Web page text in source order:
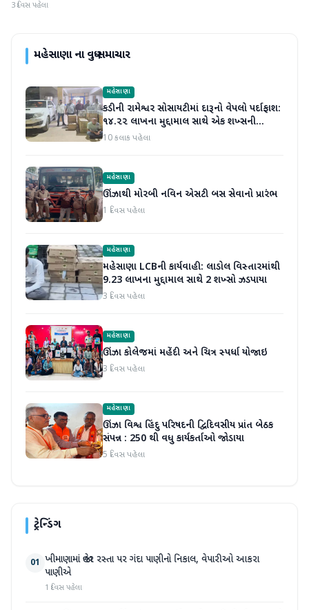
3 દિવસ પહેલા
મહેસાણાના વધુ સમાચાર
મહેસાણા
કડીની રામેશ્વર સોસાયટીમાં દારૂનો વેપલો પર્દાફાશ:
૧૪.૨૨ લાખના મુદ્દામાલ સાથે એક શખ્સની
ધરપકડ
10 કલાક પહેલા
મહેસાણા
ઊંઝાથી મોરબી નવિન એસટી બસ સેવાનો પ્રારંભ
1 દિવસ પહેલા
મહેસાણા
મહેસાણા LCBની કાર્યવાહી: લાડોલ વિસ્તારમાંથી
9.23 લાખના મુદ્દામાલ સાથે 2 શખ્સો ઝડપાયા
3 દિવસ પહેલા
મહેસાણા
ઊંઝા કોલેજમાં મહેંદી અને ચિત્ર સ્પર્ધા યોજાઇ
3 દિવસ પહેલા
મહેસાણા
ઊંઝા વિશ્વ હિંદુ પરિષદની દ્વિદિવસીય પ્રાંત બેઠક
સંપન્ન : 250 થી વધુ કાર્યકર્તાઓ જોડાયા
5 દિવસ પહેલા
ટ્રેન્ડિંગ
01 ખીમાણામાં જાહેર રસ્તા પર ગંદા પાણીનો નિકાલ, વેપારીઓ આકરા
પાણીએ
1 દિવસ પહેલા